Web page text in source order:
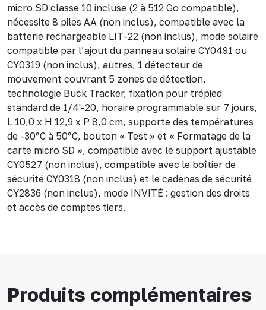
micro SD classe 10 incluse (2 à 512 Go compatible),
nécessite 8 piles AA (non inclus), compatible avec la
batterie rechargeable LIT-22 (non inclus), mode solaire
compatible par l’ajout du panneau solaire CY0491 ou
CY0319 (non inclus), autres, 1 détecteur de
mouvement couvrant 5 zones de détection,
technologie Buck Tracker, fixation pour trépied
standard de 1/4'-20, horaire programmable sur 7 jours,
L 10,0 x H 12,9 x P 8,0 cm, supporte des températures
de -30°C à 50°C, bouton « Test » et « Formatage de la
carte micro SD », compatible avec le support ajustable
CY0527 (non inclus), compatible avec le boîtier de
sécurité CY0318 (non inclus) et le cadenas de sécurité
CY2836 (non inclus), mode INVITÉ : gestion des droits
et accès de comptes tiers.
Produits complémentaires